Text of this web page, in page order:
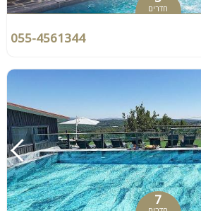
חדרים
055-4561344
7